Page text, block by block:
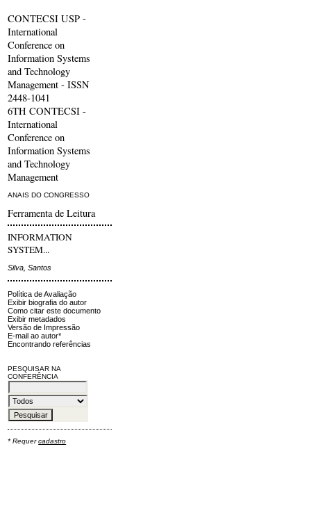
CONTECSI USP -
International
Conference on
Information Systems
and Technology
Management - ISSN
2448-1041
6TH CONTECSI -
International
Conference on
Information Systems
and Technology
Management
ANAIS DO CONGRESSO
Ferramenta de Leitura
INFORMATION
SYSTEM...
Silva, Santos
Política de Avaliação
Exibir biografia do autor
Como citar este documento
Exibir metadados
Versão de Impressão
E-mail ao autor*
Encontrando referências
PESQUISAR NA
CONFERÊNCIA
* Requercadastro